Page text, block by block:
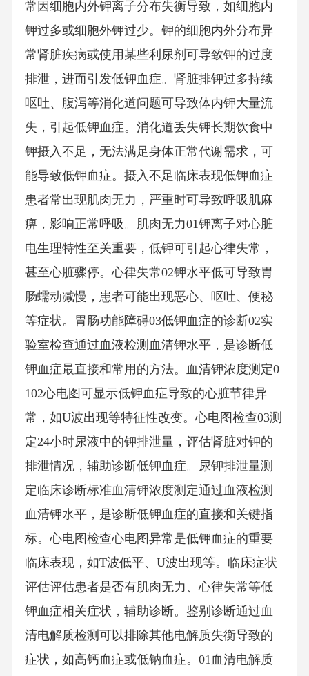
常因细胞内外钾离子分布失衡导致，如细胞内
钾过多或细胞外钾过少。钾的细胞内外分布异
常肾脏疾病或使用某些利尿剂可导致钾的过度
排泄，进而引发低钾血症。肾脏排钾过多持续
呕吐、腹泻等消化道问题可导致体内钾大量流
失，引起低钾血症。消化道丢失钾长期饮食中
钾摄入不足，无法满足身体正常代谢需求，可
能导致低钾血症。摄入不足临床表现低钾血症
患者常出现肌肉无力，严重时可导致呼吸肌麻
痹，影响正常呼吸。肌肉无力01钾离子对心脏
电生理特性至关重要，低钾可引起心律失常，
甚至心脏骤停。心律失常02钾水平低可导致胃
肠蠕动减慢，患者可能出现恶心、呕吐、便秘
等症状。胃肠功能障碍03低钾血症的诊断02实
验室检查通过血液检测血清钾水平，是诊断低
钾血症最直接和常用的方法。血清钾浓度测定0
102心电图可显示低钾血症导致的心脏节律异
常，如U波出现等特征性改变。心电图检查03测
定24小时尿液中的钾排泄量，评估肾脏对钾的
排泄情况，辅助诊断低钾血症。尿钾排泄量测
定临床诊断标准血清钾浓度测定通过血液检测
血清钾水平，是诊断低钾血症的直接和关键指
标。心电图检查心电图异常是低钾血症的重要
临床表现，如T波低平、U波出现等。临床症状
评估评估患者是否有肌肉无力、心律失常等低
钾血症相关症状，辅助诊断。鉴别诊断通过血
清电解质检测可以排除其他电解质失衡导致的
症状，如高钙血症或低钠血症。01血清电解质